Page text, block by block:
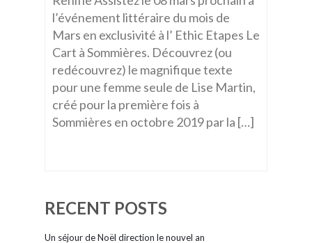
l’événement littéraire du mois de
Mars en exclusivité à l’ Ethic Etapes Le
Cart à Sommières. Découvrez (ou
redécouvrez) le magnifique texte
pour une femme seule de Lise Martin,
créé pour la première fois à
Sommières en octobre 2019 par la […]
RECENT POSTS
Un séjour de Noël direction le nouvel an